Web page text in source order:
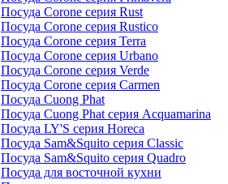
Посуда Corone серия Rust
Посуда Corone серия Rustico
Посуда Corone серия Terra
Посуда Corone серия Urbano
Посуда Corone серия Verde
Посуда Corone серия Сarmen
Посуда Cuong Phat
Посуда Cuong Phat серия Acquamarina
Посуда LY'S серия Horeca
Посуда Sam&Squito серия Classic
Посуда Sam&Squito серия Quadro
Посуда для восточной кухни